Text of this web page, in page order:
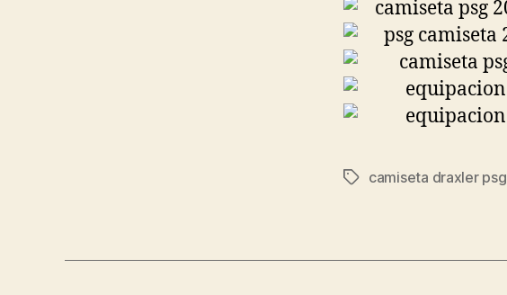
Etiquetas
camiseta draxler psg